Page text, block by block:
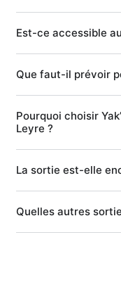
Est-ce accessible
Que faut-il prévoir
Pourquoi choisir
Leyre ?
La sortie est-elle
Quelles autres